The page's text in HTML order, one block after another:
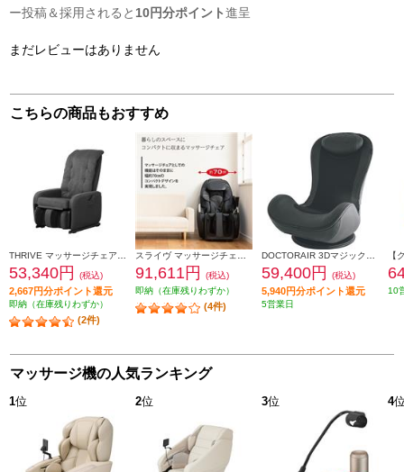
ー投稿＆採用されると 10円分ポイント進呈
まだレビューはありません
こちらの商品もおすすめ
53,340円 (税込)
2,667円分ポイント還元
即納（在庫残りわずか）
(2件)
91,611円
(税込)
即納（在庫残りわずか）
(4件)
59,400円 (税込)
5,940円分ポイント還元
5営業日
10
マッサージ機の人気ランキング
1位 2位 3位 4